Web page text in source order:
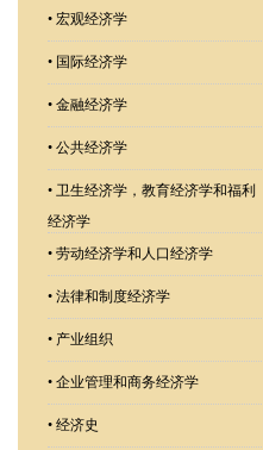
• 宏观经济学
• 国际经济学
• 金融经济学
• 公共经济学
• 卫生经济学，教育经济学和福利
经济学
• 劳动经济学和人口经济学
• 法律和制度经济学
• 产业组织
• 企业管理和商务经济学
• 经济史